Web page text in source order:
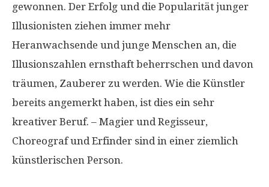
gewonnen. Der Erfolg und die Popularität junger
Illusionisten ziehen immer mehr
Heranwachsende und junge Menschen an, die
Illusionszahlen ernsthaft beherrschen und davon
träumen, Zauberer zu werden. Wie die Künstler
bereits angemerkt haben, ist dies ein sehr
kreativer Beruf. – Magier und Regisseur,
Choreograf und Erfinder sind in einer ziemlich
künstlerischen Person.